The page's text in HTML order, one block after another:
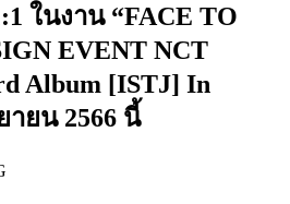
ในงาน “FACE TO
EVENT NCT
Album [ISTJ] In
ายน 2566 นี้